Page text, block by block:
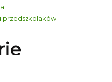
przedszkolaków